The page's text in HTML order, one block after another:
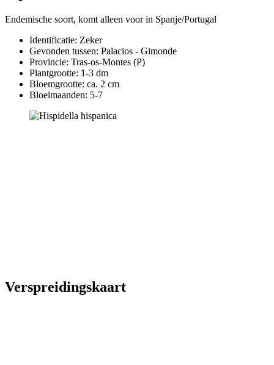
Endemische soort, komt alleen voor in Spanje/Portugal
Identificatie: Zeker
Gevonden tussen: Palacios - Gimonde
Provincie: Tras-os-Montes (P)
Plantgrootte: 1-3 dm
Bloemgrootte: ca. 2 cm
Bloeimaanden: 5-7
Verspreidingskaart